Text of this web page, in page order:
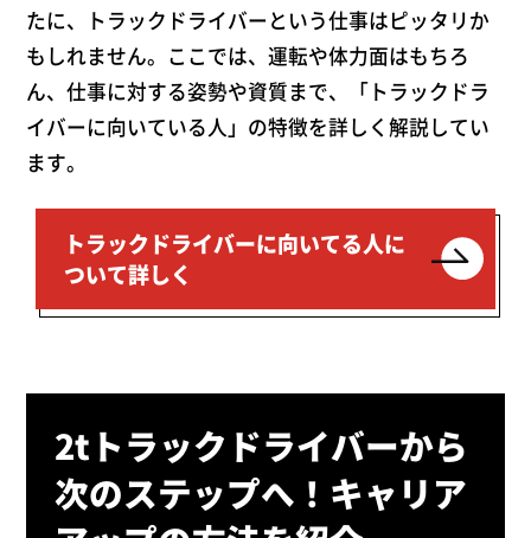
たに、トラックドライバーという仕事はピッタリか
もしれません。ここでは、運転や体力面はもちろ
ん、仕事に対する姿勢や資質まで、「トラックドラ
イバーに向いている人」の特徴を詳しく解説してい
ます。
トラックドライバーに向いてる人に
ついて詳しく
2tトラックドライバーから
次のステップへ！キャリア